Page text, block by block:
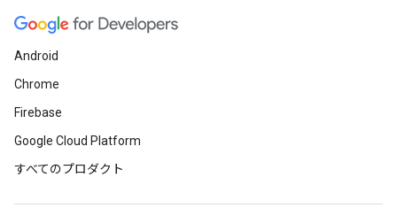
Android
Chrome
Firebase
Google Cloud Platform
すべてのプロダクト